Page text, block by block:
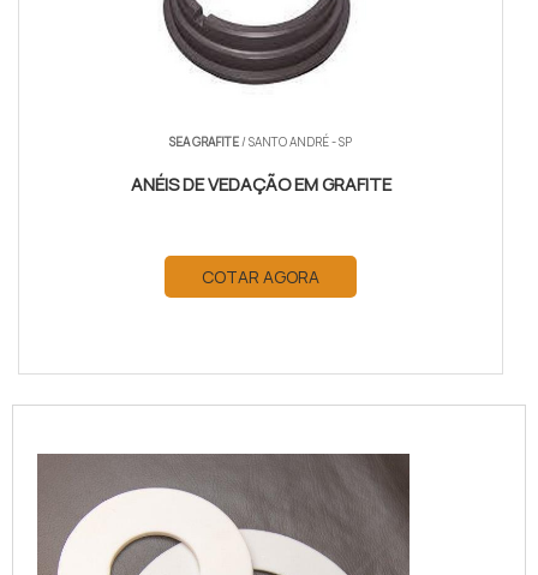
SEA GRAFITE/ SANTO ANDRÉ - SP
ANÉIS DE VEDAÇÃO EM GRAFITE
COTAR AGORA